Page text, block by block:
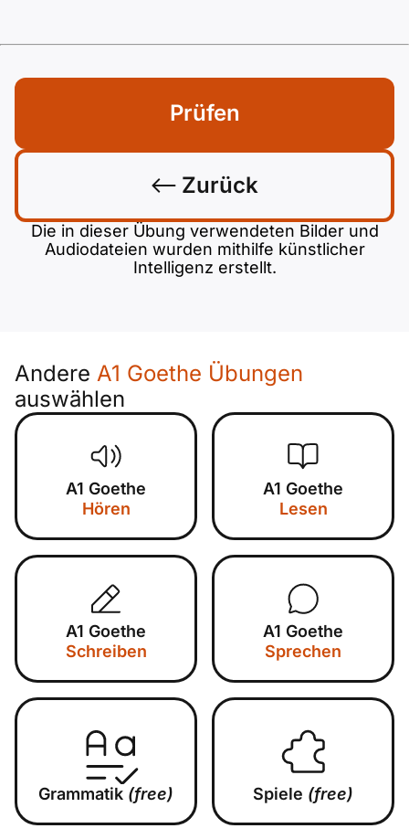
Zurück
Prüfen
Die in dieser Übung verwendeten Bilder und
Audiodateien wurden mithilfe künstlicher
Intelligenz erstellt.
Andere A1 Goethe Übungen
auswählen
A1 Goethe
Hören
A1 Goethe
Lesen
A1 Goethe
Schreiben
A1 Goethe
Sprechen
Grammatik (free) Spiele (free)